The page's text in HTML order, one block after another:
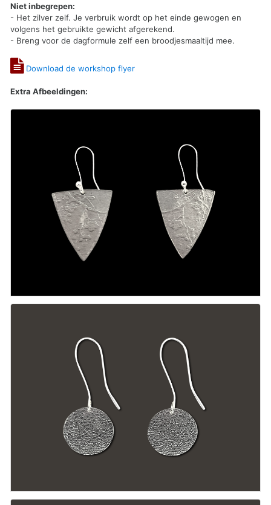
Niet inbegrepen:
- Het zilver zelf. Je verbruik wordt op het einde gewogen en
volgens het gebruikte gewicht afgerekend.
- Breng voor de dagformule zelf een broodjesmaaltijd mee.
Download de workshop flyer
Extra Afbeeldingen: